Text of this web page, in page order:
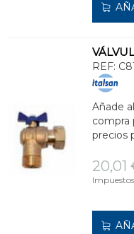
REF:
Añade
compra
precios
20,01